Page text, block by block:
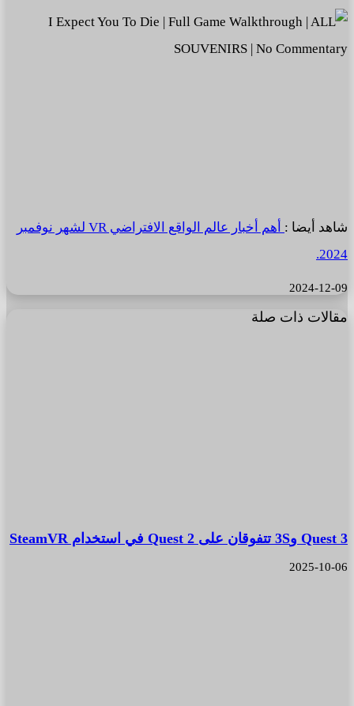
شاهد أيضا :
أهم أخبار عالم الواقع الافتراضي VR لشهر نوفمبر
2024.
2024-12-09
مقالات ذات صلة
Quest 3 و3S تتفوقان على Quest 2 في استخدام SteamVR
2025-10-06